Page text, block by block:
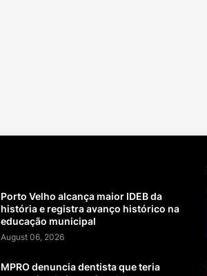
Porto Velho alcança maior IDEB da
história e registra avanço histórico na
educação municipal
August 06, 2026
MPRO denuncia dentista que teria